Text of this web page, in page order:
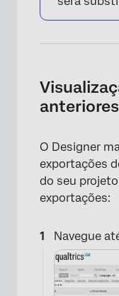
anteriores
O Designer
exportações
do seu
exportações:
Navegue